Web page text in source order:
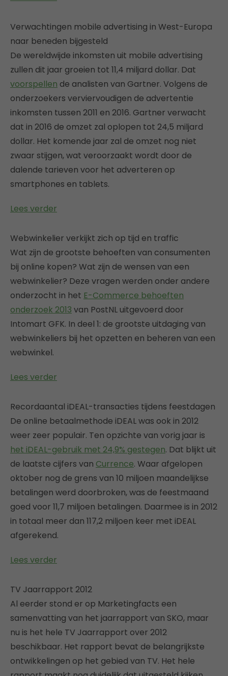
Verwachtingen mobile advertising in West-Europa
naar beneden bijgesteld
De wereldwijde inkomsten uit mobile advertising
zullen dit jaar groeien tot 11,4 miljard dollar. Dat
voorspellen de analisten van Gartner. Volgens de
onderzoekers verviervoudigen de advertentie
inkomsten tussen 2011 en 2016. Gartner verwacht
dat in 2016 de omzet zal oplopen tot 24,5 miljard
dollar. Het komende jaar zal de omzet nog niet
zwaar stijgen, wat veroorzaakt wordt door de
dalende tarieven voor het adverteren op
smartphones en tablets.
Lees verder
Webwinkelier verkijkt zich op tijd en traffic
Wat zijn de grootste behoeften van consumenten
bij online kopen? Wat zijn de wensen van een
webwinkelier? Deze vragen werden onder andere
onderzocht in het E-Commerce behoeften
onderzoek 2013 van PostNL uitgevoerd door
Intomart GFK. In deel 1: de grootste uitdaging van
webwinkeliers bij het opzetten en beheren van een
webwinkel.
Lees verder
Recordaantal iDEAL-transacties tijdens feestdagen
De online betaalmethode iDEAL was ook in 2012
weer zeer populair. Ten opzichte van vorig jaar is
het iDEAL-gebruik met 24,9% gestegen. Dat blijkt uit
de laatste cijfers van Currence. Waar afgelopen
oktober nog de grens van 10 miljoen maandelijkse
betalingen werd doorbroken, was de feestmaand
goed voor 11,7 miljoen betalingen. Daarmee is in 2012
in totaal meer dan 117,2 miljoen keer met iDEAL
afgerekend.
Lees verder
TV Jaarrapport 2012
Al eerder stond er op Marketingfacts een
samenvatting van het jaarrapport van SKO, maar
nu is het hele TV Jaarrapport over 2012
beschikbaar. Het rapport bevat de belangrijkste
ontwikkelingen op het gebied van TV. Het hele